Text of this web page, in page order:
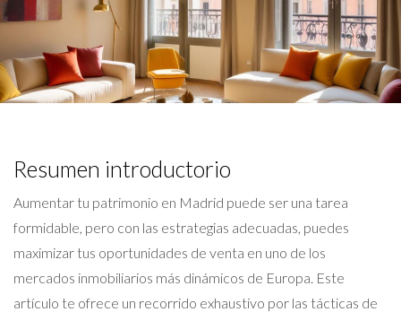
Resumen introductorio
Aumentar tu patrimonio en Madrid puede ser una tarea
formidable, pero con las estrategias adecuadas, puedes
maximizar tus oportunidades de venta en uno de los
mercados inmobiliarios más dinámicos de Europa. Este
artículo te ofrece un recorrido exhaustivo por las tácticas de